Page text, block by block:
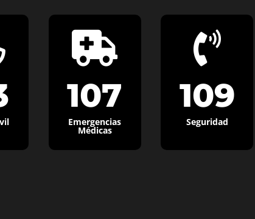

107
Emergencias
Médicas

109
Seguridad